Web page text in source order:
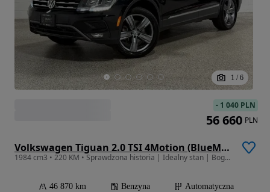
1 / 6
Volkswagen Tiguan 2.0 TSI 4Motion (BlueMotion Technology) DSG Highline
1984 cm3 • 220 KM • Sprawdzona historia | Idealny stan | Bogate wyposażenie
46 870 km Benzyna
Automatyczna
- 1 040 PLN
56 660 PLN